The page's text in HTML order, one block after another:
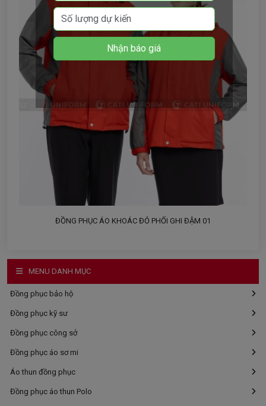
ĐỒNG PHỤC ÁO KHOÁC ĐỎ PHỐI GHI ĐẬM 01
MENU DANH MỤC
Đồng phục bảo hộ
Đồng phục kỹ sư
Đồng phục công sở
Đồng phục áo sơ mi
Áo thun đồng phục
Đồng phục áo thun Polo